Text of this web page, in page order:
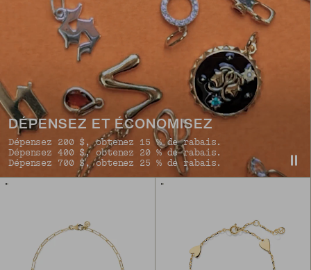
DÉPENSEZ ET ÉCONOMISEZ
Dépensez 200 $, obtenez 15 % de rabais.
Dépensez 400 $, obtenez 20 % de rabais.
Dépensez 700 $, obtenez 25 % de rabais.